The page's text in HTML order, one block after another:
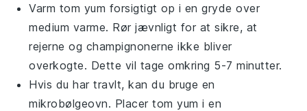
Varm tom yum forsigtigt op i en gryde over
medium varme. Rør jævnligt for at sikre, at
rejerne og champignonerne ikke bliver
overkogte. Dette vil tage omkring 5-7 minutter.
Hvis du har travlt, kan du bruge en
mikrobølgeovn. Placertom yum i en